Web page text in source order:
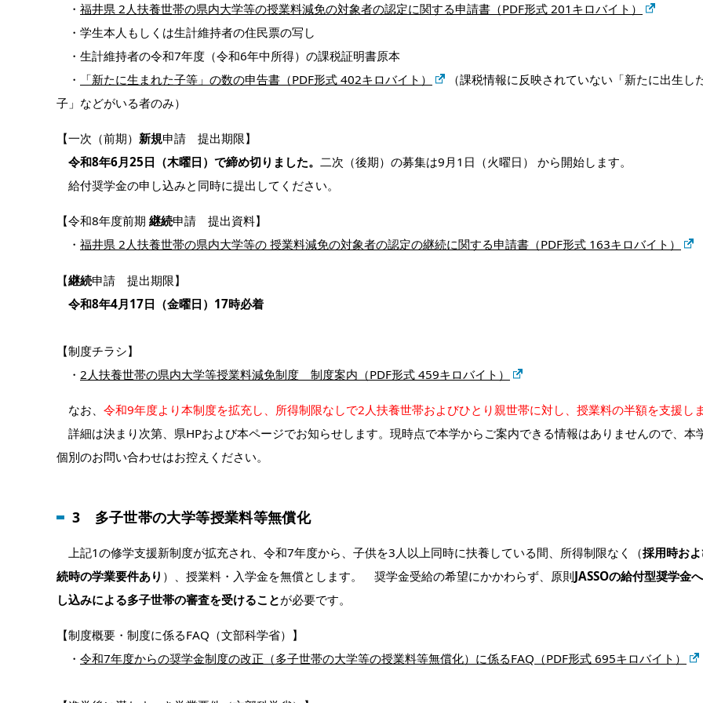
・ 福井県 2人扶養世帯の県内大学等の授業料減免の対象者の認定に関する申請書（PDF形式 201キロバイト）
・学生本人もしくは生計維持者の住民票の写し
・生計維持者の令和7年度（令和6年中所得）の課税証明書原本
・
「新たに生まれた子等」の数の申告書（PDF形式 402キロバイト）
（課税情報に反映されていない「新たに出⽣し
⼦」などがいる者のみ）
【一次（前期） 新規申請 提出期限】
令和8年6月25日（木曜日）で締め切りました。 二次（後期）の募集は9月1日（火曜日） から開始します。
給付奨学金の申し込みと同時に提出してください。
【令和8年度前期 継続申請 提出資料】
・ 福井県 2人扶養世帯の県内大学等の 授業料減免の対象者の認定の継続に関する申請書（PDF形式 163キロバイト）
【継続申請 提出期限】
令和8年4月17日（金曜日）17時必着
【制度チラシ】
・ 2人扶養世帯の県内大学等授業料減免制度 制度案内（PDF形式 459キロバイト）
なお、 令和9年度より本制度を拡充し、所得制限なしで2人扶養世帯およびひとり親世帯に対し、授業料の半額を支援し
詳細は決まり次第、県HPおよび本ページでお知らせします。現時点で本学からご案内できる情報はありませんので、本
個別のお問い合わせはお控えください。
3 多子世帯の大学等授業料等無償化
上記1の修学支援新制度が拡充され、令和7年度から、子供を3人以上同時に扶養している間、所得制限なく（採用時お
続時の学業要件あり ）、授業料・入学金を無償とします。 奨学金受給の希望にかかわらず、原則JASSOの給付型奨学金
し込みによる多子世帯の審査を受けることが必要です。
【制度概要・制度に係るFAQ（文部科学省）】
・ 令和7年度からの奨学金制度の改正（多子世帯の大学等の授業料等無償化）に係るFAQ（PDF形式 695キロバイト）